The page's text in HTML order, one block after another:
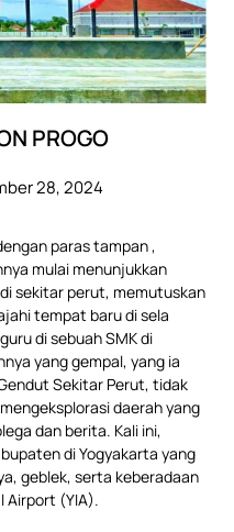
PROGO
28, 2024
paras tampan ,
mulai menunjukkan
sekitar perut, memutuskan
tempat baru di sela
di sebuah SMK di
yang gempal, yang ia
Sekitar Perut, tidak
daerah yang
dan berita. Kali ini,
di Yogyakarta yang
geblek, serta keberadaan
Airport (YIA).